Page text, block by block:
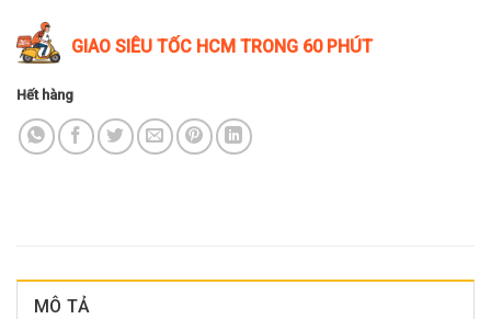
GIAO SIÊU TỐC HCM TRONG 60 PHÚT
Hết hàng
MÔ TẢ